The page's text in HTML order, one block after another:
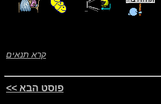
קרא תנאים
פוסט הבא >>